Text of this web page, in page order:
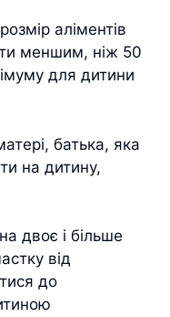
аліментів
меншим, ніж 50
для дитини
батька, яка
на дитину,
двоє і більше
від
до